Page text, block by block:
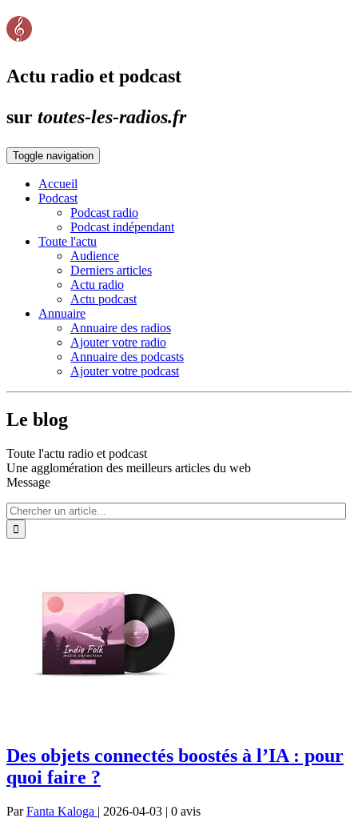
Actu radio et podcast
sur toutes-les-radios.fr
Toggle navigation
Accueil
Podcast
Podcast radio
Podcast indépendant
Toute l'actu
Audience
Derniers articles
Actu radio
Actu podcast
Annuaire
Annuaire des radios
Ajouter votre radio
Annuaire des podcasts
Ajouter votre podcast
Le blog
Toute l'actu radio et podcast
Une agglomération des meilleurs articles du web
Message
Des objets connectés boostés à l’IA : pour
quoi faire ?
ParFanta Kaloga | 2026-04-03 | 0 avis